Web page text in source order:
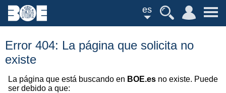
es
Error 404: La página que solicita no
existe
La página que está buscando en BOE.es no existe. Puede
ser debido a que: